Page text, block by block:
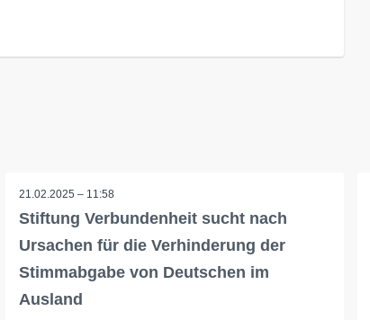
21.02.2025 – 11:58
Stiftung Verbundenheit sucht nach
Ursachen für die Verhinderung der
Stimmabgabe von Deutschen im
Ausland